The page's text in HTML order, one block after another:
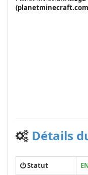
Détails
Statut